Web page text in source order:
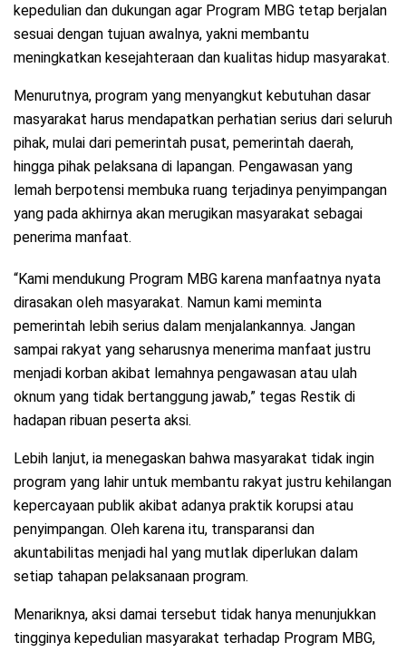
kepedulian dan dukungan agar Program MBG tetap berjalan
sesuai dengan tujuan awalnya, yakni membantu
meningkatkan kesejahteraan dan kualitas hidup masyarakat.
Menurutnya, program yang menyangkut kebutuhan dasar
masyarakat harus mendapatkan perhatian serius dari seluruh
pihak, mulai dari pemerintah pusat, pemerintah daerah,
hingga pihak pelaksana di lapangan. Pengawasan yang
lemah berpotensi membuka ruang terjadinya penyimpangan
yang pada akhirnya akan merugikan masyarakat sebagai
penerima manfaat.
“Kami mendukung Program MBG karena manfaatnya nyata
dirasakan oleh masyarakat. Namun kami meminta
pemerintah lebih serius dalam menjalankannya. Jangan
sampai rakyat yang seharusnya menerima manfaat justru
menjadi korban akibat lemahnya pengawasan atau ulah
oknum yang tidak bertanggung jawab,” tegas Restik di
hadapan ribuan peserta aksi.
Lebih lanjut, ia menegaskan bahwa masyarakat tidak ingin
program yang lahir untuk membantu rakyat justru kehilangan
kepercayaan publik akibat adanya praktik korupsi atau
penyimpangan. Oleh karena itu, transparansi dan
akuntabilitas menjadi hal yang mutlak diperlukan dalam
setiap tahapan pelaksanaan program.
Menariknya, aksi damai tersebut tidak hanya menunjukkan
tingginya kepedulian masyarakat terhadap Program MBG,